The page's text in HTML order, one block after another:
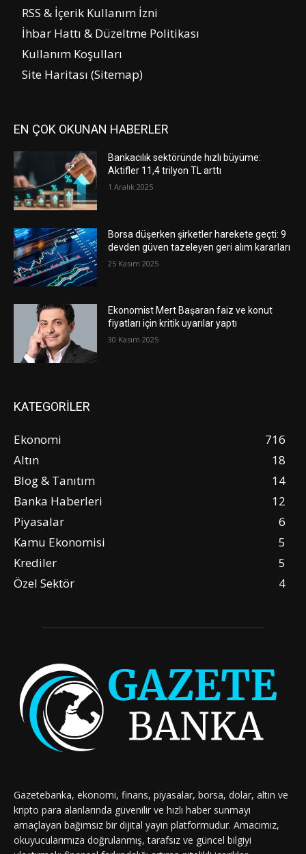
RSS & İçerik Kullanım İzni
İhbar Hattı & Düzeltme Politikası
Kullanım Koşulları
Site Haritası (Sitemap)
EN ÇOK OKUNAN HABERLER
Bankacılık sektöründe hızlı büyüme:
Aktifler 11,4 trilyon TL arttı
1 Aralık 2025
Borsa düşerken şirketler harekete geçti: 9
devden güven tazeleyen geri alım kararları
25 Kasım 2025
Ekonomist Mert Başaran faiz ve konut
fiyatları için kritik uyarılar yaptı
30 Kasım 2025
KATEGORİLER
Ekonomi
716
Altın
18
Blog & Tanıtım
14
Banka Haberleri
12
Piyasalar
6
Kamu Ekonomisi
5
Krediler
5
Özel Sektör
4
Gazetebanka, ekonomi, finans, piyasalar, borsa, dolar, altın ve
kripto para alanlarında güvenilir ve hızlı haber sunmayı
amaçlayan bağımsız bir dijital yayın platformudur. Amacımız,
okuyucularımıza doğrulanmış, tarafsız ve güncel bilgiyi